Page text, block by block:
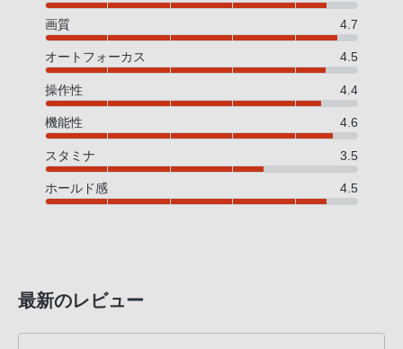
画質 4.7
オートフォーカス 4.5
操作性 4.4
機能性 4.6
スタミナ 3.5
ホールド感 4.5
最新のレビュー